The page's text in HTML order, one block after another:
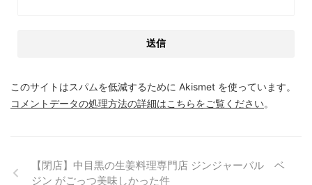
このサイトはスパムを低減するために Akismet を使っています。
コメントデータの処理方法の詳細はこちらをご覧ください。
【閉店】中目黒の生姜料理専門店 ジンジャーバル ベ
ジン がごっつ美味しかった件